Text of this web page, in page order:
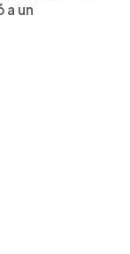
a un